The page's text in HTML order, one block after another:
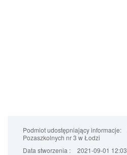
Podmiot udostępniający informacje:
Pozaszkolnych nr 3 w Łodzi
Data stworzenia :
2021-09-01 12:03